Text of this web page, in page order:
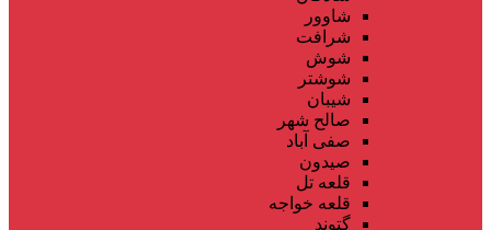
شاوور
شرافت
شوش
شوشتر
شیبان
صالح شهر
صفی آباد
صیدون
قلعه تل
قلعه خواجه
گتوند